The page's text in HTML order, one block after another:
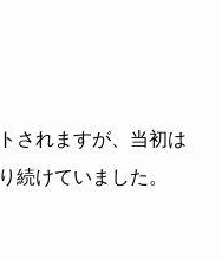
されますが、当初は
続けていました。